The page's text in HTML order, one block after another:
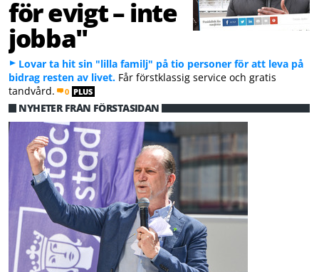
för evigt – inte
jobba"
Lovar ta hit sin "lilla familj" på tio personer för att leva på
bidrag resten av livet. Får förstklassig service och gratis
tandvård.
0 PLUS
NYHETER FRÅN FÖRSTASIDAN